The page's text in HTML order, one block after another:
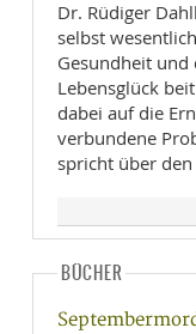
Dr. Rüdiger
selbst
Gesundheit und
Lebensglück
dabei auf die
verbundene
spricht über
BÜCHER